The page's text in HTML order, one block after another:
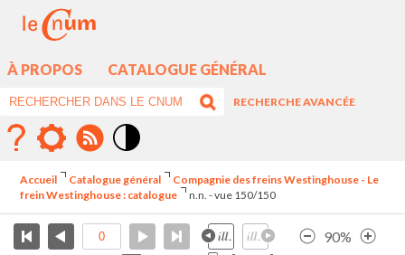
À PROPOS CATALOGUE GÉNÉRAL
RECHERCHE AVANCÉE
élévé
Accueil Catalogue général
Compagnie des freins Westinghouse - Le
frein Westinghouse : catalogue
n.n. - vue 150/150
90%